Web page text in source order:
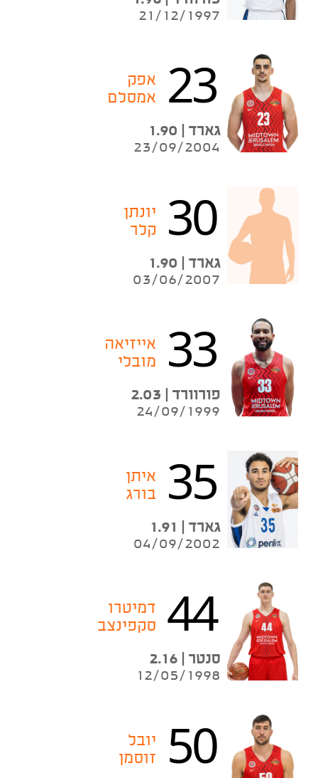
21/12/1997
23
אפק
אמסלם
גארד | 1.90
23/09/2004
30
יונתן
קלר
גארד | 1.90
03/06/2007
33
אייזיאה
מובלי
פורוורד | 2.03
24/09/1999
35
איתן
בורג
גארד | 1.91
04/09/2002
44
דמיטרו
סקפינצב
סנטר | 2.16
12/05/1998
50
יובל
זוסמן